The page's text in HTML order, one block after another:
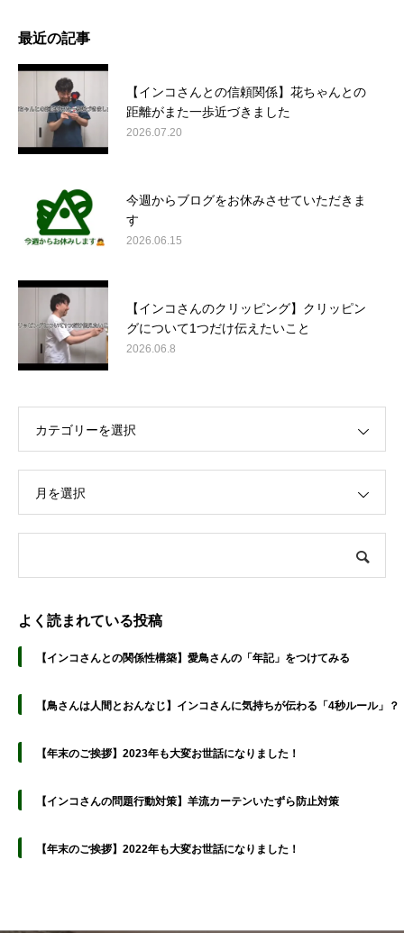
最近の記事
【インコさんとの信頼関係】花ちゃんとの
距離がまた一歩近づきました
2026.07.20
今週からブログをお休みさせていただきま
す
2026.06.15
【インコさんのクリッピング】クリッピン
グについて1つだけ伝えたいこと
2026.06.8
カテゴリーを選択
月を選択
よく読まれている投稿
【インコさんとの関係性構築】愛鳥さんの「年記」をつけてみる
【鳥さんは人間とおんなじ】インコさんに気持ちが伝わる「4秒ルール」？
【年末のご挨拶】2023年も大変お世話になりました！
【インコさんの問題行動対策】羊流カーテンいたずら防止対策
【年末のご挨拶】2022年も大変お世話になりました！